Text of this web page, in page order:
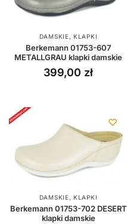
DAMSKIE, KLAPKI
Berkemann 01753-607
METALLGRAU klapki damskie
399,00 zł
DAMSKIE, KLAPKI
Berkemann 01753-702 DESERT
klapki damskie